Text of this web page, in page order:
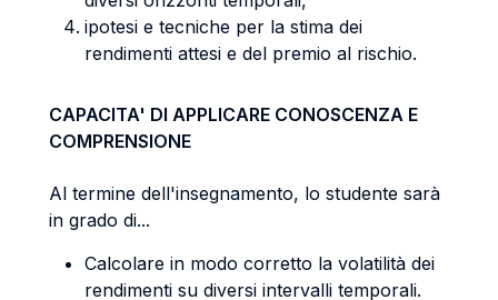
ipotesi e tecniche per la stima dei
rendimenti attesi e del premio al rischio.
CAPACITA' DI APPLICARE CONOSCENZA E
COMPRENSIONE
Al termine dell'insegnamento, lo studente sarà
in grado di...
Calcolare in modo corretto la volatilità dei
rendimenti su diversi intervalli temporali.